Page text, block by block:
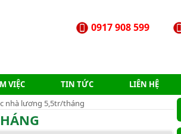
0917 908 599
VIỆC TIN TỨC
LIÊN HỆ
nhà lương 5,5tr/tháng